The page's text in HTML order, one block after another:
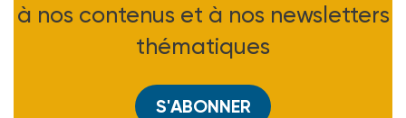
à nos contenus et à nos newsletters
thématiques
S'ABONNER